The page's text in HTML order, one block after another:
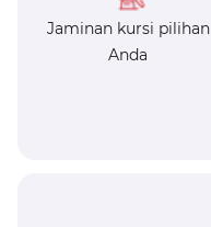
Jaminan kursi pilihan
Anda